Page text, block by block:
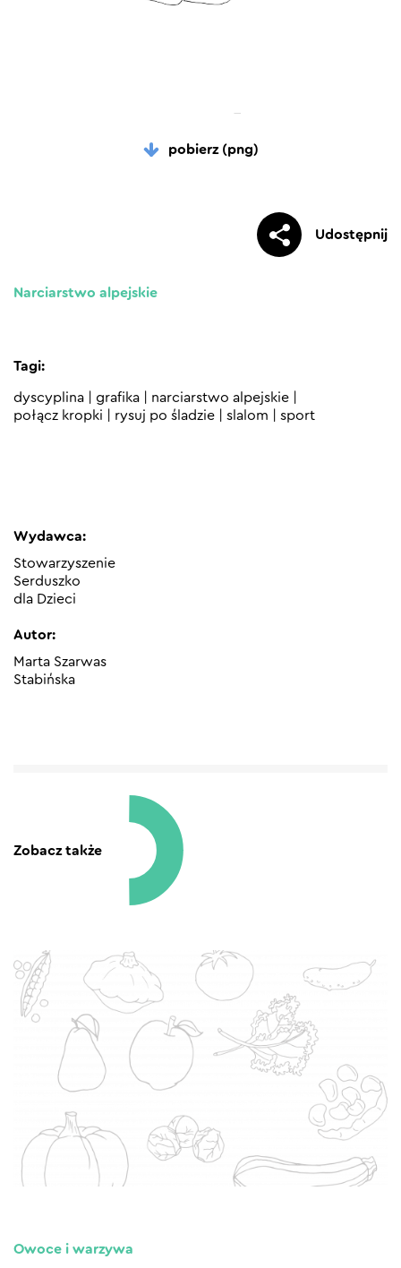
pobierz (png)
Udostępnij
Narciarstwo alpejskie
Tagi:
dyscyplina grafika narciarstwo alpejskie
połącz kropki
rysuj po śladzie slalom sport
Wydawca:
Stowarzyszenie
Serduszko
dla Dzieci
Autor:
Marta Szarwas
Stabińska
Zobacz także
Owoce i warzywa